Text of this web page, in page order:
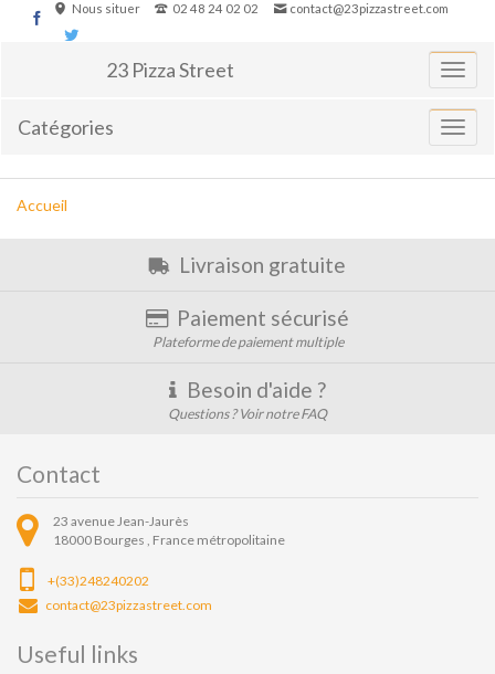
Nous situer 02 48 24 02 02 contact@23pizzastreet.com
Basculer
23 Pizza Street
Catégories
Vous
Accueil
Livraison gratuite
Paiement sécurisé
Plateforme de paiement multiple
Besoin d'aide ?
Questions ? Voir notre FAQ
Contact
23 avenue Jean-Jaurès
18000 Bourges , France métropolitaine
+(33)248240202
contact@23pizzastreet.com
Useful links